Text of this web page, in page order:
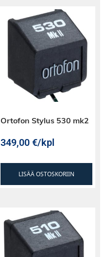
Ortofon Stylus 530 mk2
349,00€/kpl
LISÄÄ OSTOSKORIIN